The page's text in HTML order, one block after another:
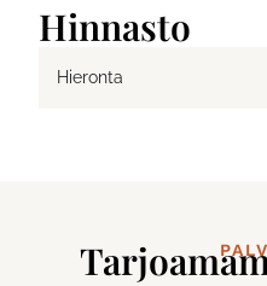
Hinnasto
Hieronta